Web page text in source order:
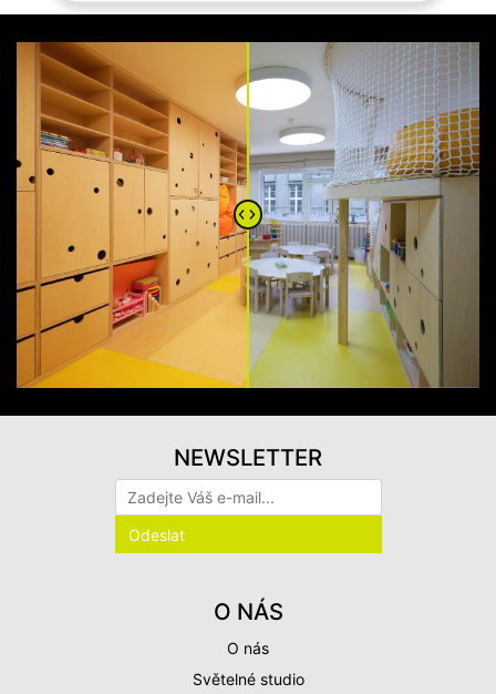
O NÁS
O nás
Světelné studio
NEWSLETTER